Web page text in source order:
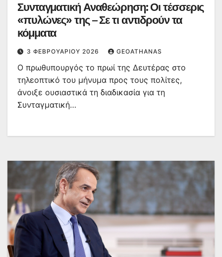
Συνταγματική Αναθεώρηση: Οι τέσσερις
«πυλώνες» της – Σε τι αντιδρούν τα
κόμματα
3 ΦΕΒΡΟΥΑΡΊΟΥ 2026 GEOATHANAS
Ο πρωθυπουργός το πρωί της Δευτέρας στο
τηλεοπτικό του μήνυμα προς τους πολίτες,
άνοιξε ουσιαστικά τη διαδικασία για τη
Συνταγματική…